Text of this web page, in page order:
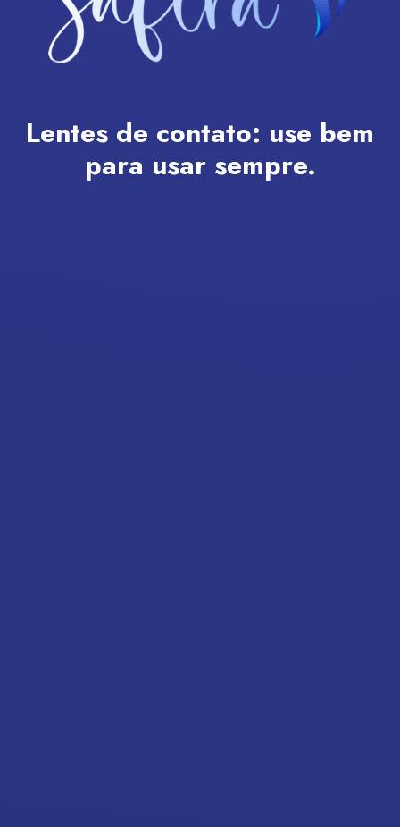
Lentes de contato: use bem
para usar sempre.